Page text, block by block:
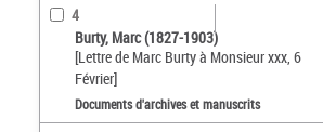
4
Burty, Marc (1827-1903)
[Lettre de Marc Burty à Monsieur xxx, 6
Février]
Documents d'archives et manuscrits